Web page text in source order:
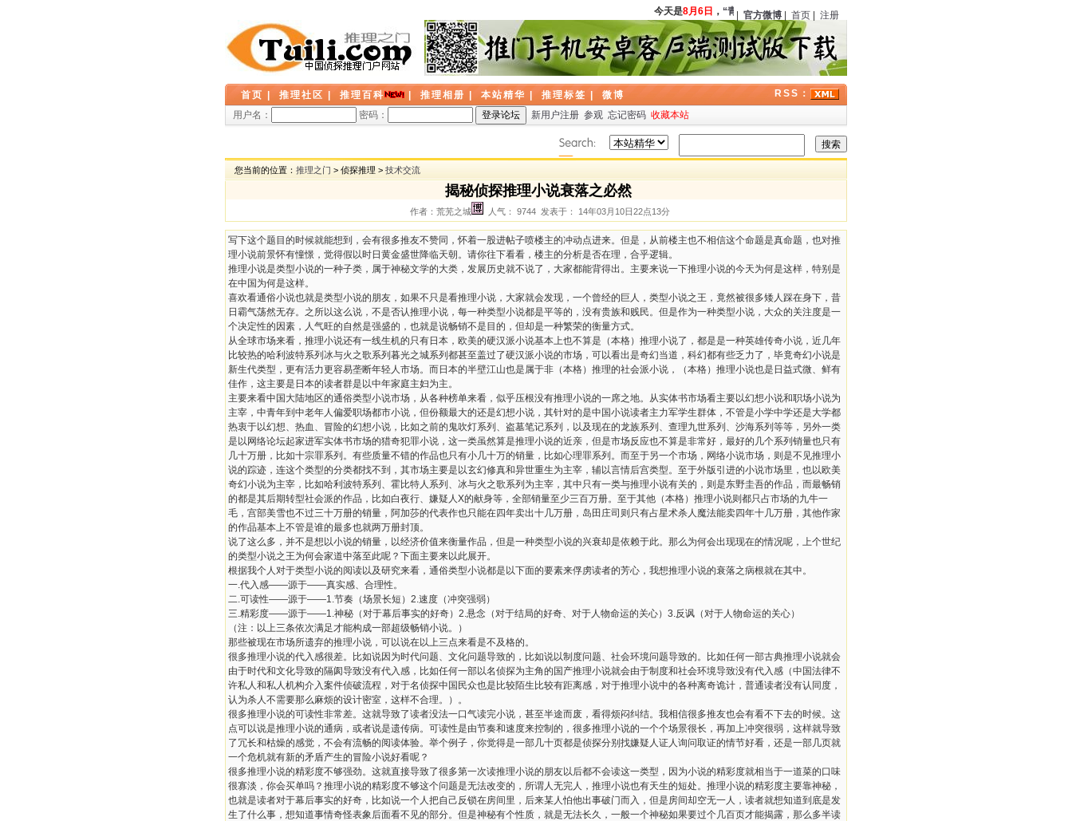
今天是8月6日， “青社”（中国）正式成立，程小青、严独鹤等在上海东亚酒楼聚餐
官方微博 首页 注册
首页 推理社区 推理百科 推理相册 本站精华 推理标签 微博
RSS：
用户名：
密码： 新用户注册 参观 忘记密码 收藏本站
您当前的位置： 推理之门 > 侦探推理 > 技术交流
揭秘侦探推理小说衰落之必然
作者：荒芜之城 人气： 9744 发表于： 14年03月10日22点13分
写下这个题目的时候就能想到，会有很多推友不赞同，怀着一股进帖子喷楼主的冲动点进来。但是，从前楼主也不相信这个命题是真命题，也对推
理小说前景怀有憧憬，觉得假以时日黄金盛世降临天朝。请你往下看看，楼主的分析是否在理，合乎逻辑。
推理小说是类型小说的一种子类，属于神秘文学的大类，发展历史就不说了，大家都能背得出。主要来说一下推理小说的今天为何是这样，特别是
在中国为何是这样。
喜欢看通俗小说也就是类型小说的朋友，如果不只是看推理小说，大家就会发现，一个曾经的巨人，类型小说之王，竟然被很多矮人踩在身下，昔
日霸气荡然无存。之所以这么说，不是否认推理小说，每一种类型小说都是平等的，没有贵族和贱民。但是作为一种类型小说，大众的关注度是一
个决定性的因素，人气旺的自然是强盛的，也就是说畅销不是目的，但却是一种繁荣的衡量方式。
从全球市场来看，推理小说还有一线生机的只有日本，欧美的硬汉派小说基本上也不算是（本格）推理小说了，都是是一种英雄传奇小说，近几年
比较热的哈利波特系列冰与火之歌系列暮光之城系列都甚至盖过了硬汉派小说的市场，可以看出是奇幻当道，科幻都有些乏力了，毕竟奇幻小说是
新生代类型，更有活力更容易垄断年轻人市场。而日本的半壁江山也是属于非（本格）推理的社会派小说，（本格）推理小说也是日益式微、鲜有
佳作，这主要是日本的读者群是以中年家庭主妇为主。
主要来看中国大陆地区的通俗类型小说市场，从各种榜单来看，似乎压根没有推理小说的一席之地。从实体书市场看主要以幻想小说和职场小说为
主宰，中青年到中老年人偏爱职场都市小说，但份额最大的还是幻想小说，其针对的是中国小说读者主力军学生群体，不管是小学中学还是大学都
热衷于以幻想、热血、冒险的幻想小说，比如之前的鬼吹灯系列、盗墓笔记系列，以及现在的龙族系列、查理九世系列、沙海系列等等，另外一类
是以网络论坛起家进军实体书市场的猎奇犯罪小说，这一类虽然算是推理小说的近亲，但是市场反应也不算是非常好，最好的几个系列销量也只有
几十万册，比如十宗罪系列。有些质量不错的作品也只有小几十万的销量，比如心理罪系列。而至于另一个市场，网络小说市场，则是不见推理小
说的踪迹，连这个类型的分类都找不到，其市场主要是以玄幻修真和异世重生为主宰，辅以言情后宫类型。至于外版引进的小说市场里，也以欧美
奇幻小说为主宰，比如哈利波特系列、霍比特人系列、冰与火之歌系列为主宰，其中只有一类与推理小说有关的，则是东野圭吾的作品，而最畅销
的都是其后期转型社会派的作品，比如白夜行、嫌疑人X的献身等，全部销量至少三百万册。至于其他（本格）推理小说则都只占市场的九牛一
毛，宫部美雪也不过三十万册的销量，阿加莎的代表作也只能在四年卖出十几万册，岛田庄司则只有占星术杀人魔法能卖四年十几万册，其他作家
的作品基本上不管是谁的最多也就两万册封顶。
说了这么多，并不是想以小说的销量，以经济价值来衡量作品，但是一种类型小说的兴衰却是依赖于此。那么为何会出现现在的情况呢，上个世纪
的类型小说之王为何会家道中落至此呢？下面主要来以此展开。
根据我个人对于类型小说的阅读以及研究来看，通俗类型小说都是以下面的要素来俘虏读者的芳心，我想推理小说的衰落之病根就在其中。
一.代入感——源于——真实感、合理性。
二.可读性——源于——1.节奏（场景长短）2.速度（冲突强弱）
三.精彩度——源于——1.神秘（对于幕后事实的好奇）2.悬念（对于结局的好奇、对于人物命运的关心）3.反讽（对于人物命运的关心）
（注：以上三条依次满足才能构成一部超级畅销小说。）
那些被现在市场所遗弃的推理小说，可以说在以上三点来看是不及格的。
很多推理小说的代入感很差。比如说因为时代问题、文化问题导致的，比如说以制度问题、社会环境问题导致的。比如任何一部古典推理小说就会
由于时代和文化导致的隔阂导致没有代入感，比如任何一部以名侦探为主角的国产推理小说就会由于制度和社会环境导致没有代入感（中国法律不
许私人和私人机构介入案件侦破流程，对于名侦探中国民众也是比较陌生比较有距离感，对于推理小说中的各种离奇诡计，普通读者没有认同度，
认为杀人不需要那么麻烦的设计密室，这样不合理。）。
很多推理小说的可读性非常差。这就导致了读者没法一口气读完小说，甚至半途而废，看得烦闷纠结。我相信很多推友也会有看不下去的时候。这
点可以说是推理小说的通病，或者说是遗传病。可读性是由节奏和速度来控制的，很多推理小说的一个个场景很长，再加上冲突很弱，这样就导致
了冗长和枯燥的感觉，不会有流畅的阅读体验。举个例子，你觉得是一部几十页都是侦探分别找嫌疑人证人询问取证的情节好看，还是一部几页就
一个危机就有新的矛盾产生的冒险小说好看呢？
很多推理小说的精彩度不够强劲。这就直接导致了很多第一次读推理小说的朋友以后都不会读这一类型，因为小说的精彩度就相当于一道菜的口味
很寡淡，你会买单吗？推理小说的精彩度不够这个问题是无法改变的，所谓人无完人，推理小说也有天生的短处。推理小说的精彩度主要靠神秘，
也就是读者对于幕后事实的好奇，比如说一个人把自己反锁在房间里，后来某人怕他出事破门而入，但是房间却空无一人，读者就想知道到底是发
生了什么事，想知道事情奇怪表象后面看不见的部分。但是神秘有个性质，就是无法长久，一般一个神秘如果要过个几百页才能揭露，那么多半读